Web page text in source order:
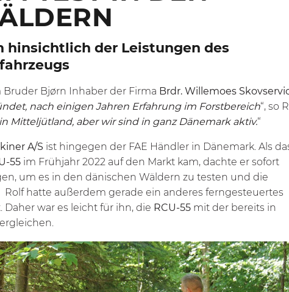
hinsichtlich der Leistungen des
Bjørn Inhaber der Firma Brdr. Willemoes
nach einigen Jahren Erfahrung im Forstbereich“, so
Mitteljütland, aber wir sind in ganz Dänemark aktiv.“
A/S ist hingegen der FAE Händler in Dänemark. Als
55im Frühjahr 2022 auf den Markt kam, dachte er sofort
um es in den dänischen Wäldern zu testen und die
hatte außerdem gerade ein anderes ferngesteuertes
war es leicht für ihn, die RCU-55mit der bereits in